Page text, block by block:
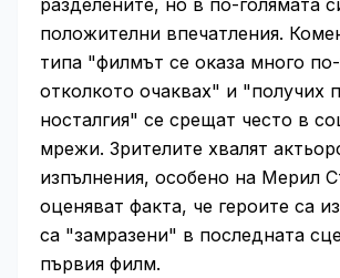
разделените, но в по-голямата
положителни впечатления.
типа "филмът се оказа много
отколкото очаквах" и "получих
носталгия" се срещат често в
мрежи. Зрителите хвалят
изпълнения, особено на Мерил
оценяват факта, че героите са
са "замразени" в последната
първия филм.